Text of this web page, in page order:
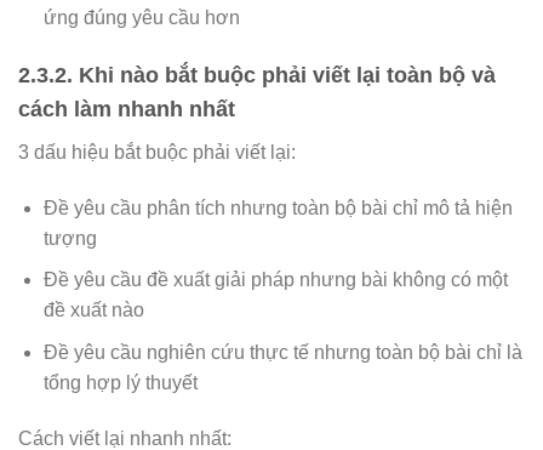
ứng đúng yêu cầu hơn
2.3.2. Khi nào bắt buộc phải viết lại toàn bộ và
cách làm nhanh nhất
3 dấu hiệu bắt buộc phải viết lại:
Đề yêu cầu phân tích nhưng toàn bộ bài chỉ mô tả hiện
tượng
Đề yêu cầu đề xuất giải pháp nhưng bài không có một
đề xuất nào
Đề yêu cầu nghiên cứu thực tế nhưng toàn bộ bài chỉ là
tổng hợp lý thuyết
Cách viết lại nhanh nhất: